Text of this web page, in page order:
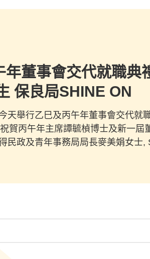
年董事會交代就職典
保良局SHINE ON
天舉行乙巳及丙午年董事會交代就
賀丙午年主席譚毓楨博士及新一屆
民政及青年事務局局長麥美娟女士,